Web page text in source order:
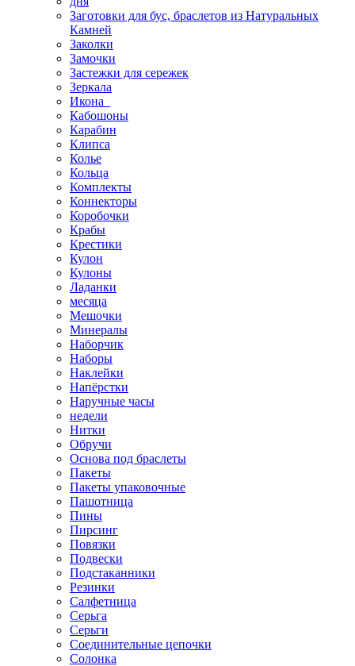
Заготовки для бус, браслетов из Натуральных
Камней
Заколки
Замочки
Застежки для сережек
Зеркала
Икона
Кабошоны
Карабин
Клипса
Колье
Кольца
Комплекты
Коннекторы
Коробочки
Крабы
Крестики
Кулон
Кулоны
Ладанки
месяца
Мешочки
Минералы
Наборчик
Наборы
Наклейки
Напёрстки
Наручные часы
недели
Нитки
Обручи
Основа под браслеты
Пакеты
Пакеты упаковочные
Пашотница
Пины
Пирсинг
Повязки
Подвески
Подстаканники
Резинки
Салфетница
Серьга
Серьги
Соединительные цепочки
Солонка